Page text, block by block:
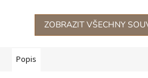
ZOBRAZIT VŠECHNY
Popis